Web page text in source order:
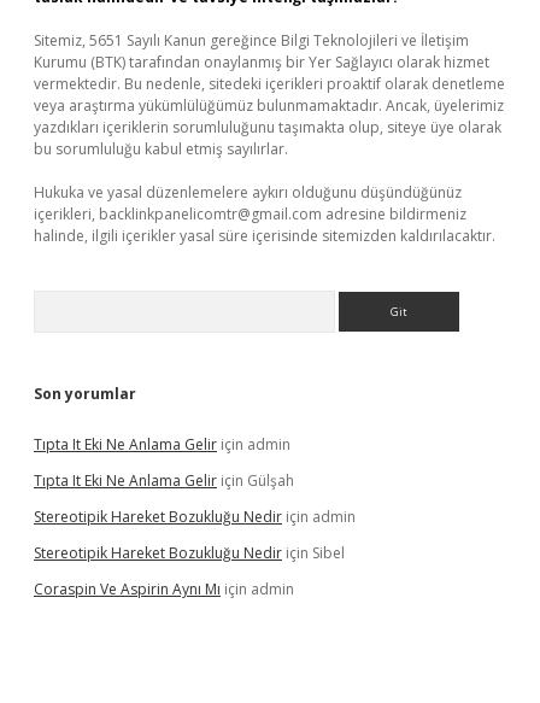
Sitemiz, 5651 Sayılı Kanun gereğince Bilgi Teknolojileri ve İletişim
Kurumu (BTK) tarafından onaylanmış bir Yer Sağlayıcı olarak hizmet
vermektedir. Bu nedenle, sitedeki içerikleri proaktif olarak denetleme
veya araştırma yükümlülüğümüz bulunmamaktadır. Ancak, üyelerimiz
yazdıkları içeriklerin sorumluluğunu taşımakta olup, siteye üye olarak
bu sorumluluğu kabul etmiş sayılırlar.
Hukuka ve yasal düzenlemelere aykırı olduğunu düşündüğünüz
içerikleri, backlinkpanelicomtr@gmail.com adresine bildirmeniz
halinde, ilgili içerikler yasal süre içerisinde sitemizden kaldırılacaktır.
Son yorumlar
Tıpta It Eki Ne Anlama Gelir için admin
Tıpta It Eki Ne Anlama Gelir için Gülşah
Stereotipik Hareket Bozukluğu Nedir için admin
Stereotipik Hareket Bozukluğu Nedir için Sibel
Coraspin Ve Aspirin Aynı Mı için admin